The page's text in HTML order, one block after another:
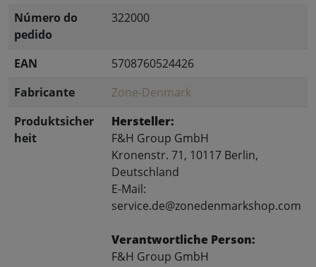
Número do
pedido
322000
EAN
5708760524426
Fabricante
Zone-Denmark
Produktsicher
heit
Hersteller:
F&H Group GmbH
Kronenstr. 71, 10117 Berlin,
Deutschland
E-Mail:
service.de@zonedenmarkshop.com
Verantwortliche Person:
F&H Group GmbH